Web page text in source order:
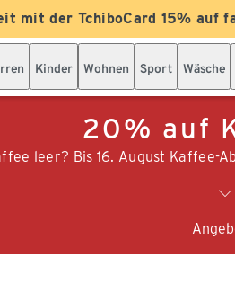
mit der TchiboCard 15% auf
Kinder Wohnen Sport Wäsche
20% auf
leer? Bis 16. August Kaffee-